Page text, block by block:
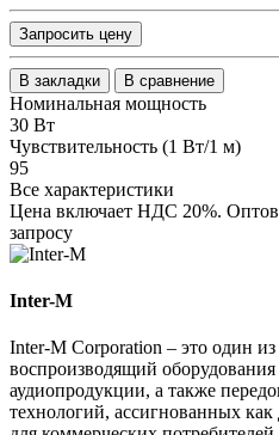
Запросить цену
В закладки В сравнение
Номинальная мощность
30 Вт
Чувствительность (1 Вт/1 м)
95
Все характеристики
Цена включает НДС 20%.
запросу
Inter-M
Inter-M Corporation – это один
воспроизводящий оборудования
аудиопродукции, а также
технологий, ассигнованных